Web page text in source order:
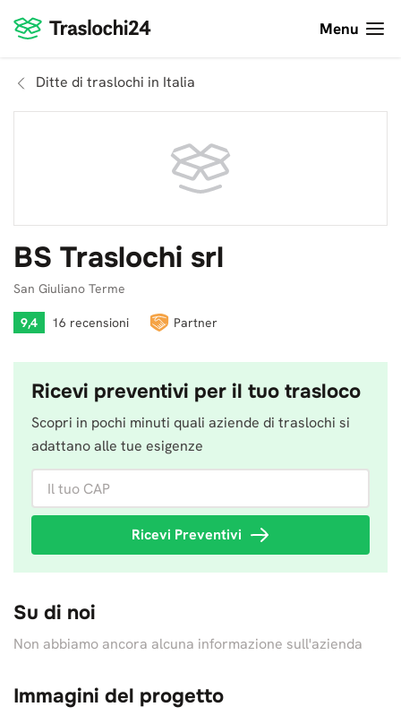
Menu
Ditte di traslochi in Italia
BS Traslochi srl
San Giuliano Terme
9,4 16 recensioni Partner
Ricevi preventivi per il tuo trasloco
Scopri in pochi minuti quali aziende di traslochi si
adattano alle tue esigenze
Il tuo CAP
Ricevi Preventivi
Su di noi
Non abbiamo ancora alcuna informazione sull'azienda
Immagini del progetto